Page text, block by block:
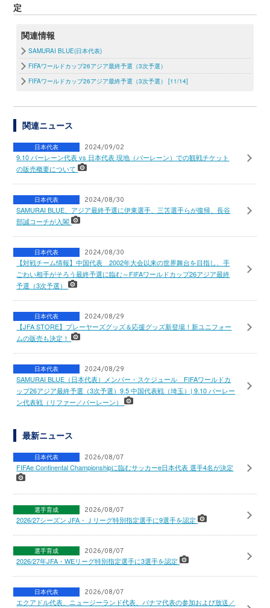
定
関連情報
SAMURAI BLUE(日本代表)
FIFAワールドカップ26アジア最終予選（3次予選）
FIFAワールドカップ26アジア最終予選（3次予選） [11/14]
関連ニュース
日本代表 2024/09/02
9.10 バーレーン代表 vs 日本代表 現地（バーレーン）での観戦チケット
の販売概要について
日本代表 2024/08/30
SAMURAI BLUE、アジア最終予選に伊東選手、三笘選手らが復帰、長谷
部誠コーチが入閣
日本代表 2024/08/30
【対戦チーム情報】中国代表 2002年大会以来の世界舞台を目指し、手
ごわい相手がそろう最終予選に臨む～FIFAワールドカップ26アジア最終
予選（3次予選）
日本代表 2024/08/29
【JFA STORE】プレーヤーズグッズ＆応援グッズ新登場！新ユニフォー
ムの販売も決定！
日本代表 2024/08/29
SAMURAI BLUE（日本代表）メンバー・スケジュール FIFAワールドカ
ップ26アジア最終予選（3次予選）9.5 中国代表戦（埼玉）| 9.10 バーレー
ン代表戦（リファー／バーレーン）
最新ニュース
日本代表 2026/08/07
FIFAe Continental Championshipに臨むサッカーe日本代表 選手4名が決定
選手育成 2026/08/07
2026/27シーズン JFA・Ｊリーグ特別指定選手に9選手を認定
選手育成 2026/08/07
2026/27年JFA・WEリーグ特別指定選手に3選手を認定
日本代表 2026/08/07
エクアドル代表、ニュージーランド代表、パナマ代表の参加および放送／